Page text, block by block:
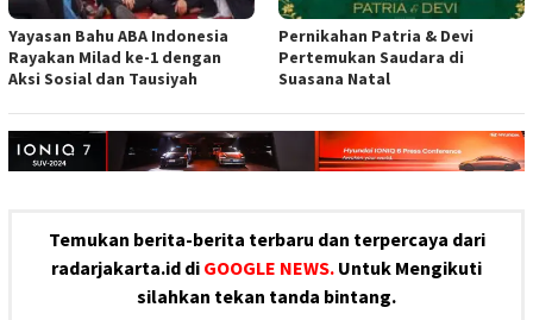
Yayasan Bahu ABA Indonesia
Rayakan Milad ke-1 dengan
Aksi Sosial dan Tausiyah
Pernikahan Patria & Devi
Pertemukan Saudara di
Suasana Natal
Temukan berita-berita terbaru dan terpercaya dari
radarjakarta.id di GOOGLE NEWS. Untuk Mengikuti
silahkan tekan tanda bintang.